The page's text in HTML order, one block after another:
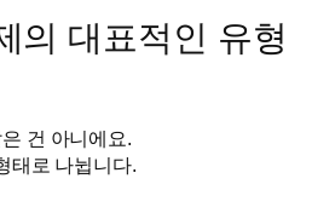
의 대표적인 유형
건 아니에요.
태로 나뉩니다.